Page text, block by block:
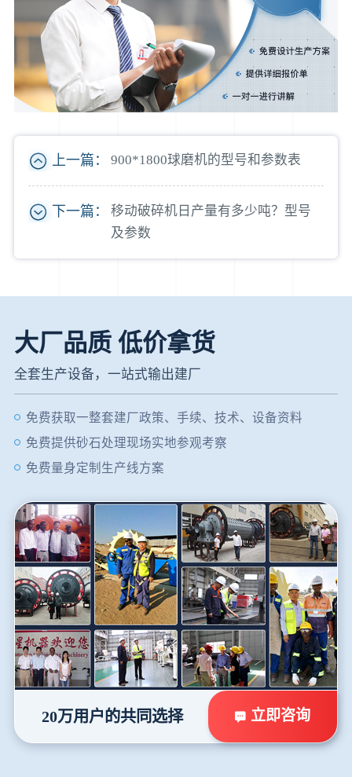
上一篇： 900*1800球磨机的型号和参数表
下一篇：
移动破碎机日产量有多少吨？型号
及参数
大厂品质 低价拿货
全套生产设备，一站式输出建厂
免费获取一整套建厂政策、手续、技术、设备资料
免费提供砂石处理现场实地参观考察
免费量身定制生产线方案
20万用户的共同选择 立即咨询